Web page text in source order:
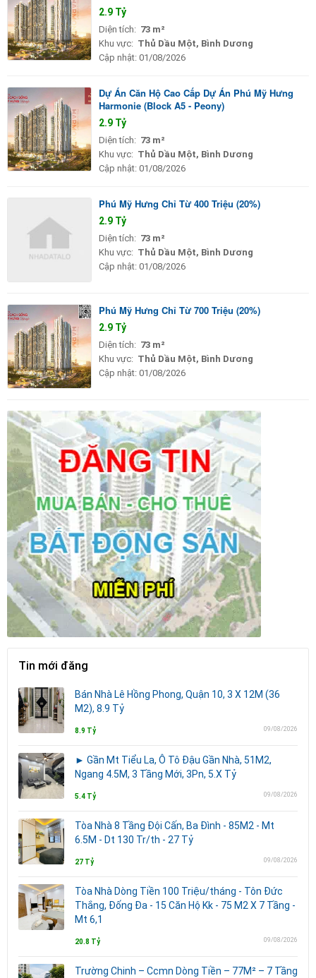
2.9 Tỷ
Diện tích: 73 m²
Khu vực: Thủ Dầu Một, Bình Dương
Cập nhật: 01/08/2026
Dự Án Căn Hộ Cao Cấp Dự Án Phú Mỹ Hưng
Harmonie (Block A5 - Peony)
2.9 Tỷ
Diện tích: 73 m²
Khu vực: Thủ Dầu Một, Bình Dương
Cập nhật: 01/08/2026
Phú Mỹ Hưng Chỉ Từ 400 Triệu (20%)
2.9 Tỷ
Diện tích: 73 m²
Khu vực: Thủ Dầu Một, Bình Dương
Cập nhật: 01/08/2026
Phú Mỹ Hưng Chỉ Từ 700 Triệu (20%)
2.9 Tỷ
Diện tích: 73 m²
Khu vực: Thủ Dầu Một, Bình Dương
Cập nhật: 01/08/2026
Tin mới đăng
Bán Nhà Lê Hồng Phong, Quận 10, 3 X 12M (36
M2), 8.9 Tỷ
8.9 Tỷ 09/08/2026
► Gần Mt Tiểu La, Ô Tô Đậu Gần Nhà, 51M2,
Ngang 4.5M, 3 Tầng Mới, 3Pn, 5.X Tỷ
5.4 Tỷ 09/08/2026
Tòa Nhà 8 Tầng Đội Cấn, Ba Đình - 85M2 - Mt
6.5M - Dt 130 Tr/th - 27 Tỷ
27 Tỷ 09/08/2026
Tòa Nhà Dòng Tiền 100 Triệu/tháng - Tôn Đức
Thắng, Đống Đa - 15 Căn Hộ Kk - 75 M2 X 7 Tầng -
Mt 6,1
20.8 Tỷ 09/08/2026
Trường Chinh – Ccmn Dòng Tiền – 77M² – 7 Tầng